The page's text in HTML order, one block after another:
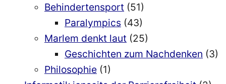
Behindertensport (51)
Paralympics (43)
Marlem denkt laut (25)
Geschichten zum Nachdenken (3)
Philosophie (1)